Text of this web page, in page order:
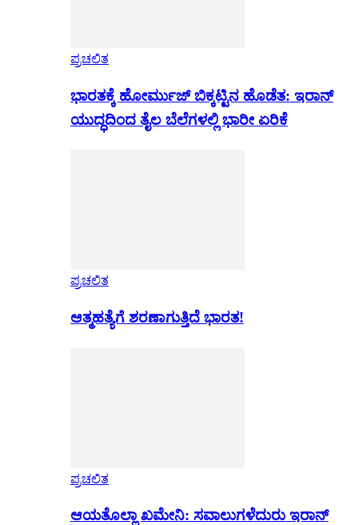
ಪ್ರಚಲಿತ
ಭಾರತಕ್ಕೆ ಹೋರ್ಮುಜ್ ಬಿಕ್ಕಟ್ಟಿನ ಹೊಡೆತ: ಇರಾನ್
ಯುದ್ಧದಿಂದ ತೈಲ ಬೆಲೆಗಳಲ್ಲಿ ಭಾರೀ ಏರಿಕೆ
ಪ್ರಚಲಿತ
ಆತ್ಮಹತ್ಯೆಗೆ ಶರಣಾಗುತ್ತಿದೆ ಭಾರತ!
ಪ್ರಚಲಿತ
ಆಯತೊಲ್ಲಾ ಖಮೇನಿ: ಸವಾಲುಗಳೆದುರು ಇರಾನ್